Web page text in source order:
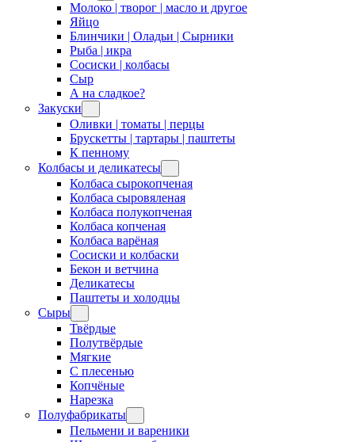
Молоко | творог | масло и другое
Яйцо
Блинчики | Оладьи | Сырники
Рыба | икра
Сосиски | колбасы
Сыр
А на сладкое?
Закуски
Оливки | томаты | перцы
Брускетты | тартары | паштеты
К пенному
Колбасы и деликатесы
Колбаса сырокопченая
Колбаса сыровяленая
Колбаса полукопченая
Колбаса копченая
Колбаса варёная
Сосиски и колбаски
Бекон и ветчина
Деликатесы
Паштеты и холодцы
Сыры
Твёрдые
Полутвёрдые
Мягкие
С плесенью
Копчёные
Нарезка
Полуфабрикаты
Пельмени и вареники